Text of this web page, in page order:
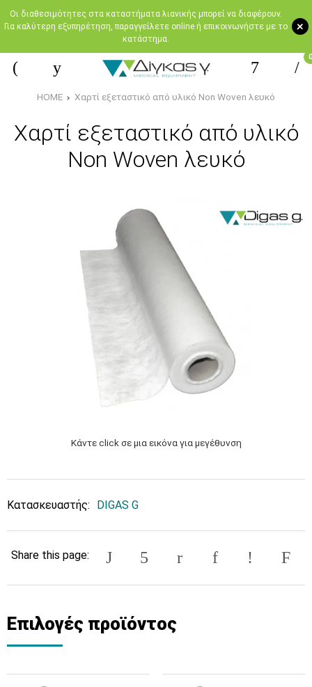
+
Oι διαθεσιμότητες στα καταστήματα λιανικής μπορεί να διαφέρουν.
Για καλύτερη εξυπηρέτηση, παραγγείλετε online ή επικοινωνήστε με το
κατάστημα.
0
HOME Χαρτί εξεταστικό από υλικό Non Woven λευκό
Χαρτί εξεταστικό από υλικό
Non Woven λευκό
Κάντε click σε μια εικόνα για μεγέθυνση
Κατασκευαστής: DIGAS G
Share this page:
Επιλογές προϊόντος